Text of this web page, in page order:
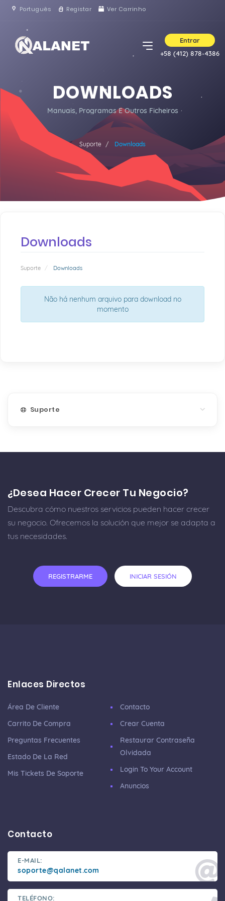
Português Registar Ver Carrinho
Entrar
+58 (412) 878-4386
DOWNLOADS
Manuais, Programas E Outros Ficheiros
Suporte Downloads
Downloads
Suporte Downloads
Não há nenhum arquivo para download no
momento
Suporte
¿Desea Hacer Crecer Tu Negocio?
Descubra cómo nuestros servicios pueden hacer crecer
su negocio. Ofrecemos la solución que mejor se adapta a
tus necesidades.
REGISTRARME INICIAR SESIÓN
Enlaces Directos
Área De Cliente
Carrito De Compra
Preguntas Frecuentes
Estado De La Red
Mis Tickets De Soporte
Contacto
Crear Cuenta
Restaurar Contraseña
Olvidada
Login To Your Account
Anuncios
Contacto
E-MAIL:
soporte@qalanet.com
TELÉFONO: